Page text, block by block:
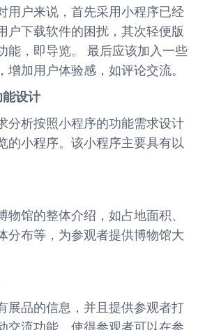
用户来说，首先采用小程序已经
户下载软件的困扰，其次轻便版
能，即导览。 最后应该加入一些
增加用户体验感，如评论交流。
能设计
分析按照小程序的功能需求设计
的小程序。该小程序主要具有以
物馆的整体介绍，如占地面积、
分布等，为参观者提供博物馆大
展品的信息，并且提供参观者打
交流功能，使得参观者可以在参